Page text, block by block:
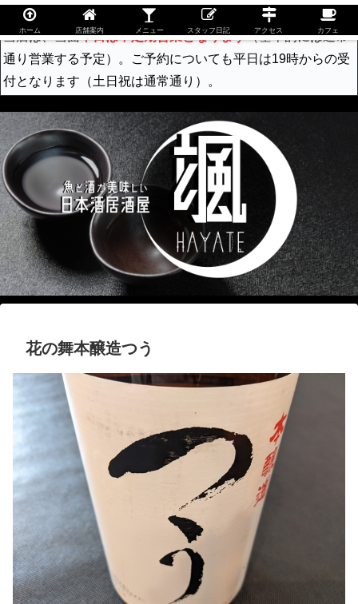
当店は、当面平日は不定期営業となります（基本的には通常
通り営業する予定）。ご予約についても平日は19時からの受
付となります（土日祝は通常通り）。
花の舞本醸造つう
ホーム 店舗案内 メニュー スタッフ日記 アクセス カフェ